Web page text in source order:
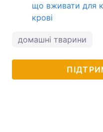
що вживати для
крові
домашні тварини